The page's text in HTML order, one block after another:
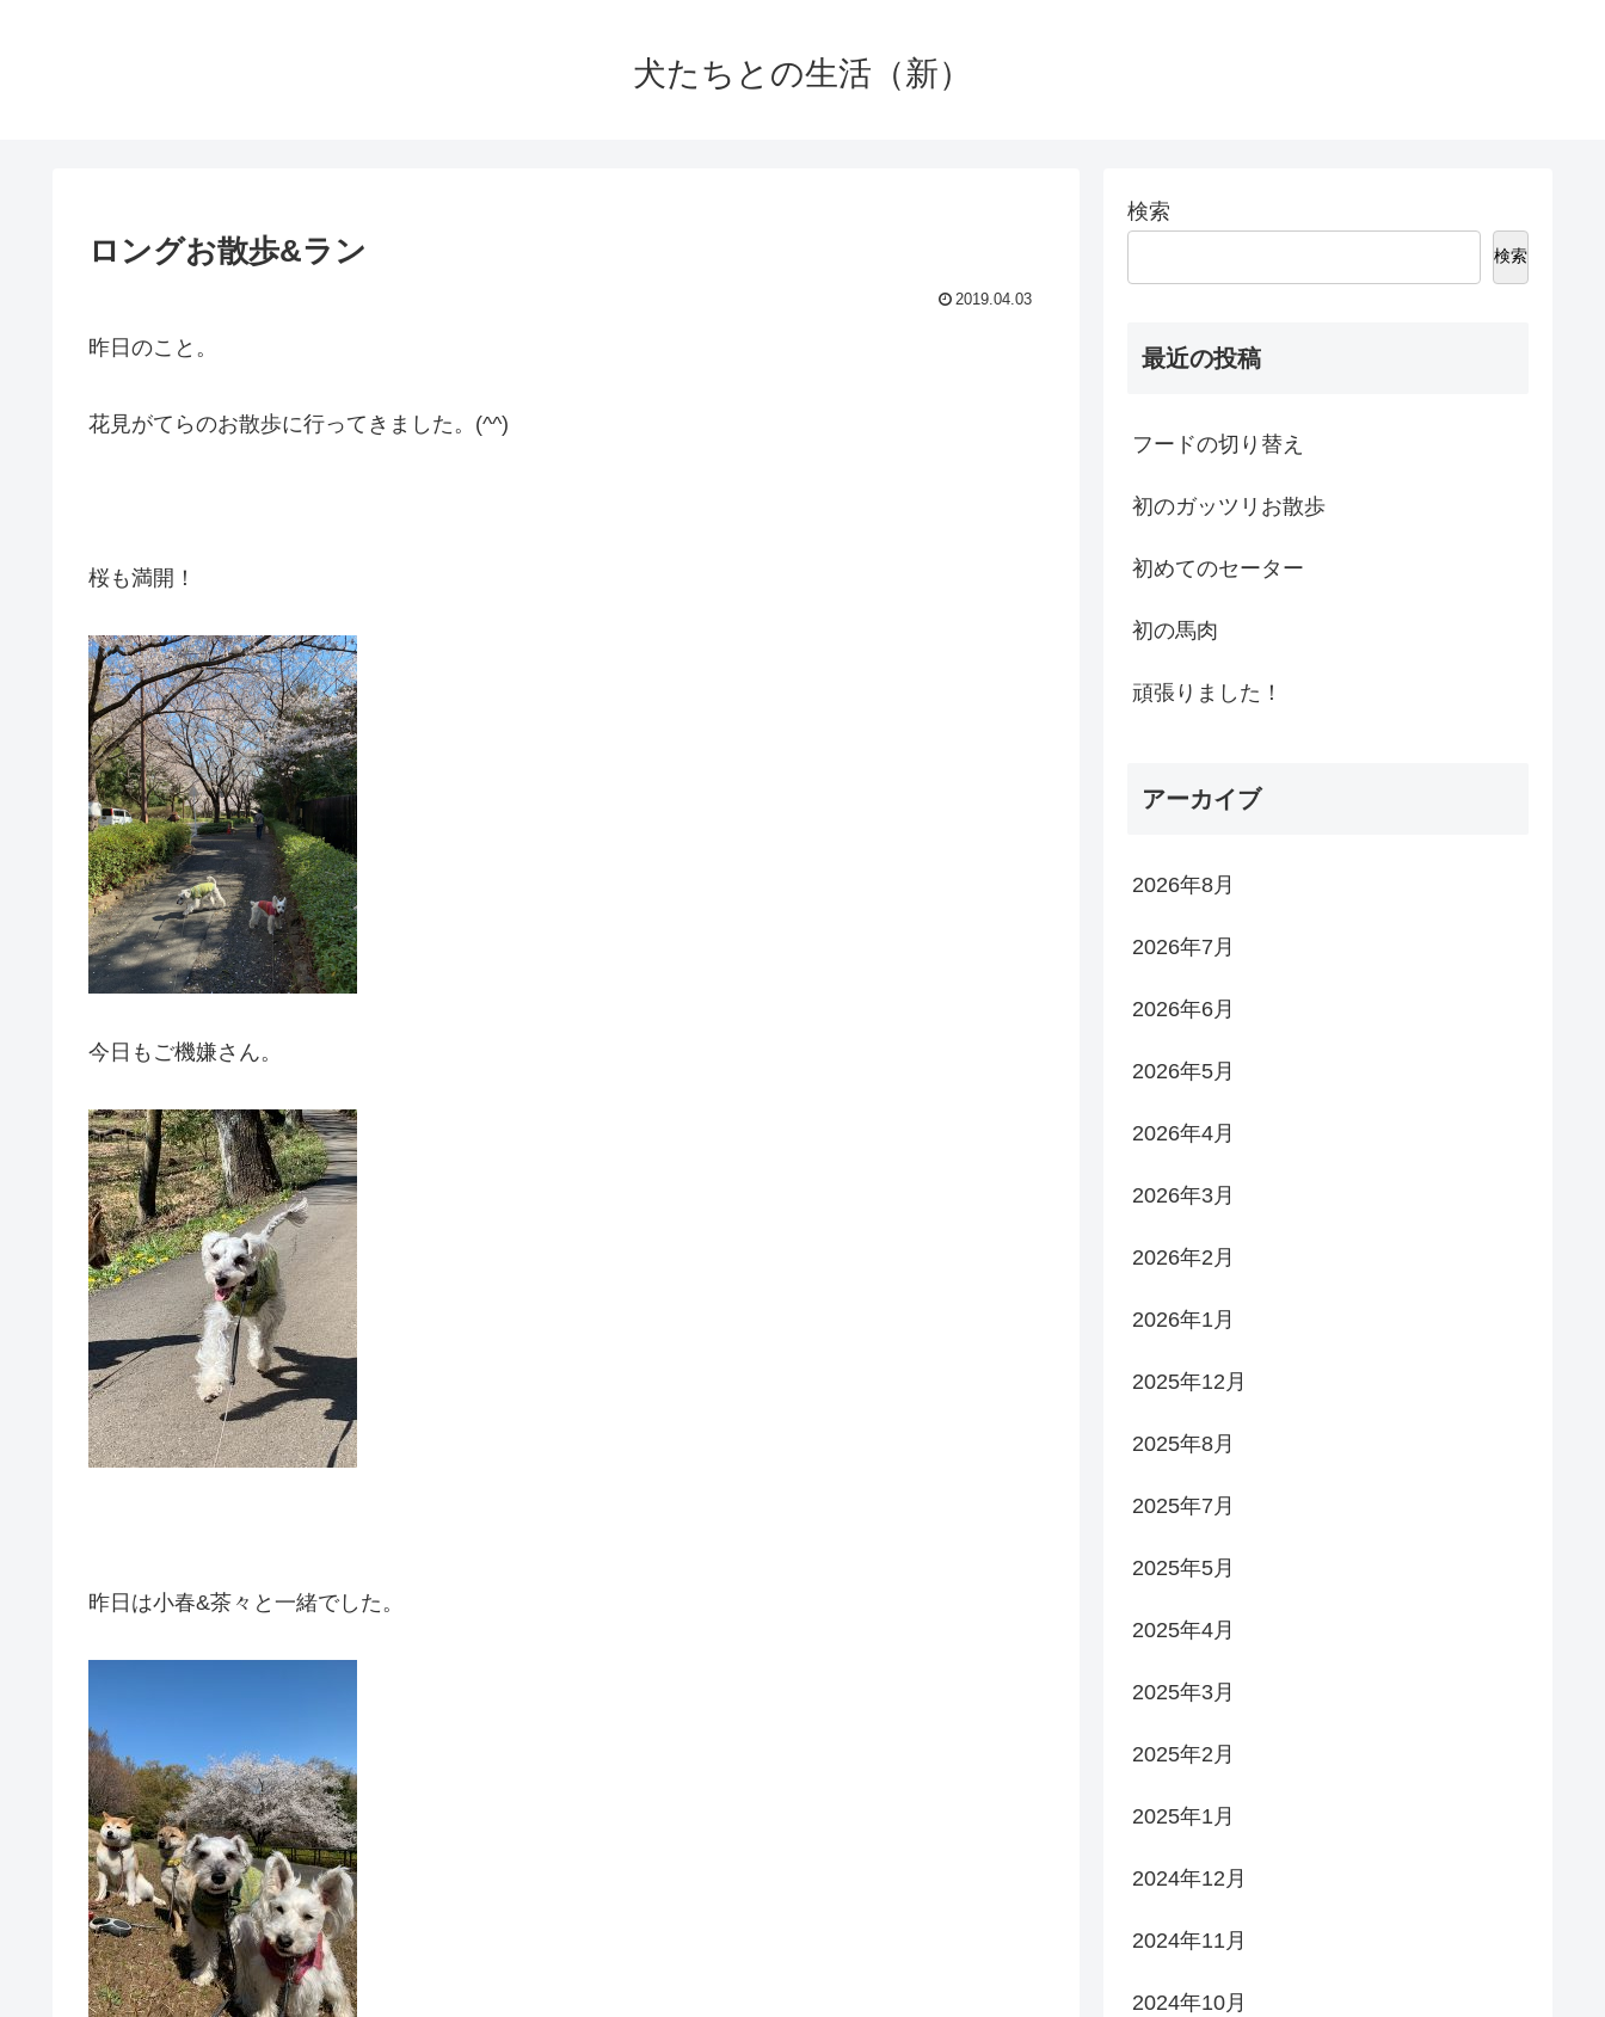
犬たちとの生活（新）
ロングお散歩&ラン
2019.04.03
昨日のこと。
花見がてらのお散歩に行ってきました。(^^)
桜も満開！
今日もご機嫌さん。
昨日は小春&茶々と一緒でした。
検索
検索
最近の投稿
フードの切り替え
初のガッツリお散歩
初めてのセーター
初の馬肉
頑張りました！
アーカイブ
2026年8月
2026年7月
2026年6月
2026年5月
2026年4月
2026年3月
2026年2月
2026年1月
2025年12月
2025年8月
2025年7月
2025年5月
2025年4月
2025年3月
2025年2月
2025年1月
2024年12月
2024年11月
2024年10月